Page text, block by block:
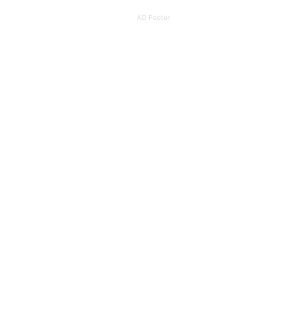
AD Footer